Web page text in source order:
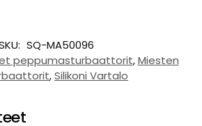
SQ-MA50096
peppumasturbaattorit,Miesten
,Silikoni Vartalo